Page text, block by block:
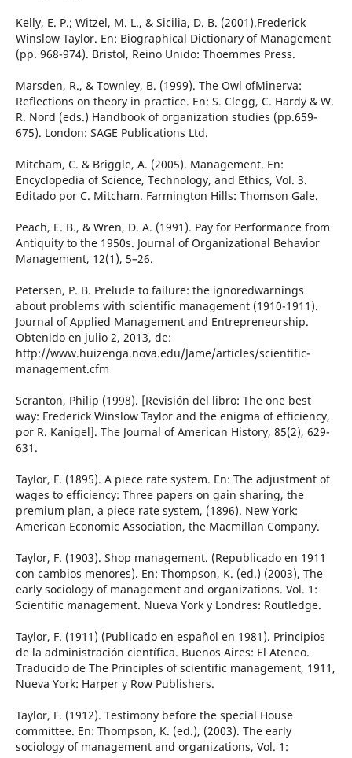
Kelly, E. P.; Witzel, M. L., & Sicilia, D. B. (2001).Frederick
Winslow Taylor. En: Biographical Dictionary of Management
(pp. 968-974). Bristol, Reino Unido: Thoemmes Press.
Marsden, R., & Townley, B. (1999). The Owl ofMinerva:
Reflections on theory in practice. En: S. Clegg, C. Hardy & W.
R. Nord (eds.) Handbook of organization studies (pp.659-
675). London: SAGE Publications Ltd.
Mitcham, C. & Briggle, A. (2005). Management. En:
Encyclopedia of Science, Technology, and Ethics, Vol. 3.
Editado por C. Mitcham. Farmington Hills: Thomson Gale.
Peach, E. B., & Wren, D. A. (1991). Pay for Performance from
Antiquity to the 1950s. Journal of Organizational Behavior
Management, 12(1), 5–26.
Petersen, P. B. Prelude to failure: the ignoredwarnings
about problems with scientific management (1910-1911).
Journal of Applied Management and Entrepreneurship.
Obtenido en julio 2, 2013, de:
http://www.huizenga.nova.edu/Jame/articles/scientific-
management.cfm
Scranton, Philip (1998). [Revisión del libro: The one best
way: Frederick Winslow Taylor and the enigma of efficiency,
por R. Kanigel]. The Journal of American History, 85(2), 629-
631.
Taylor, F. (1895). A piece rate system. En: The adjustment of
wages to efficiency: Three papers on gain sharing, the
premium plan, a piece rate system, (1896). New York:
American Economic Association, the Macmillan Company.
Taylor, F. (1903). Shop management. (Republicado en 1911
con cambios menores). En: Thompson, K. (ed.) (2003), The
early sociology of management and organizations. Vol. 1:
Scientific management. Nueva York y Londres: Routledge.
Taylor, F. (1911) (Publicado en español en 1981). Principios
de la administración científica. Buenos Aires: El Ateneo.
Traducido de The Principles of scientific management, 1911,
Nueva York: Harper y Row Publishers.
Taylor, F. (1912). Testimony before the special House
committee. En: Thompson, K. (ed.), (2003). The early
sociology of management and organizations, Vol. 1: